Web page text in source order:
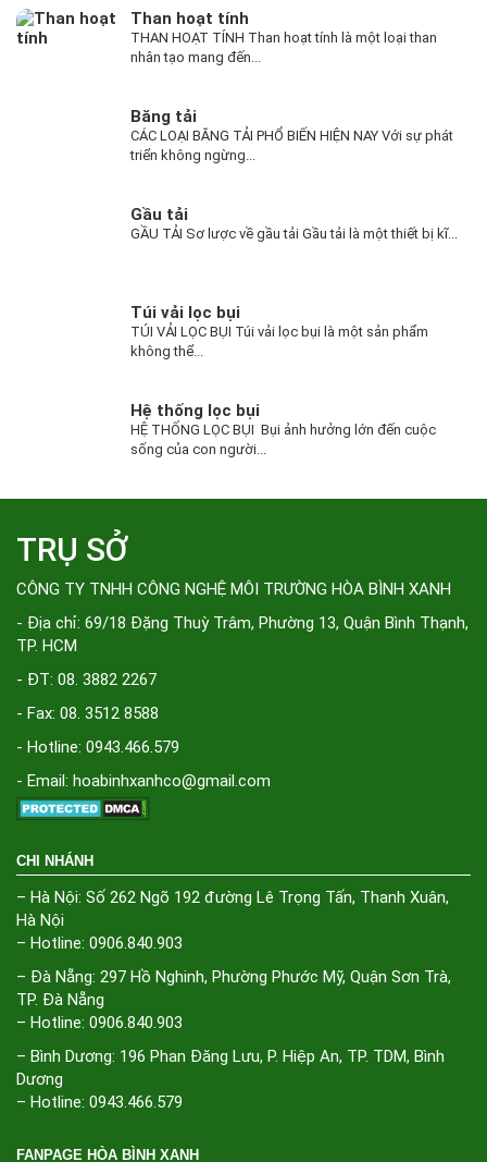
Than hoạt tính
THAN HOẠT TÍNH Than hoạt tính là một loại than
nhân tạo mang đến...
Băng tải
CÁC LOẠI BĂNG TẢI PHỔ BIẾN HIỆN NAY Với sự phát
triển không ngừng...
Gầu tải
GẦU TẢI Sơ lược về gầu tải Gầu tải là một thiết bị kĩ...
Túi vải lọc bụi
TÚI VẢI LỌC BỤI Túi vải lọc bụi là một sản phẩm
không thể...
Hệ thống lọc bụi
HỆ THỐNG LỌC BỤI Bụi ảnh hưởng lớn đến cuộc
sống của con người...
TRỤ SỞ
CÔNG TY TNHH CÔNG NGHỆ MÔI TRƯỜNG HÒA BÌNH XANH
- Địa chỉ: 69/18 Đặng Thuỳ Trâm, Phường 13, Quận Bình Thạnh,
TP. HCM
- ĐT: 08. 3882 2267
- Fax: 08. 3512 8588
- Hotline: 0943.466.579
- Email: hoabinhxanhco@gmail.com
CHI NHÁNH
– Hà Nội: Số 262 Ngõ 192 đường Lê Trọng Tấn, Thanh Xuân,
Hà Nội
– Hotline: 0906.840.903
– Đà Nẵng: 297 Hồ Nghinh, Phường Phước Mỹ, Quận Sơn Trà,
TP. Đà Nẵng
– Hotline: 0906.840.903
– Bình Dương: 196 Phan Đăng Lưu, P. Hiệp An, TP. TDM, Bình
Dương
– Hotline: 0943.466.579
FANPAGE HÒA BÌNH XANH